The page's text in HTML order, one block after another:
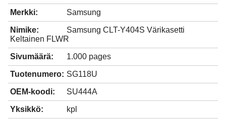
Merkki: Samsung
Nimike:
Samsung CLT-Y404S Värikasetti
Keltainen FLWR
Sivumäärä: 1.000 pages
Tuotenumero: SG118U
OEM-koodi: SU444A
Yksikkö: kpl